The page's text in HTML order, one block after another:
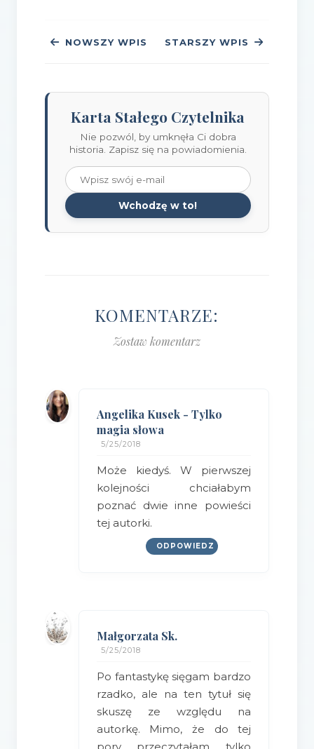
NOWSZY WPIS STARSZY WPIS
Karta Stałego Czytelnika
Nie pozwól, by umknęła Ci dobra
historia. Zapisz się na powiadomienia.
Wchodzę w to!
KOMENTARZE:
Zostaw komentarz
Angelika Kusek - Tylko
magia słowa
5/25/2018
Może kiedyś. W pierwszej
kolejności chciałabym
poznać dwie inne powieści
tej autorki.
ODPOWIEDZ
Małgorzata Sk.
5/25/2018
Po fantastykę sięgam bardzo
rzadko, ale na ten tytuł się
skuszę ze względu na
autorkę. Mimo, że do tej